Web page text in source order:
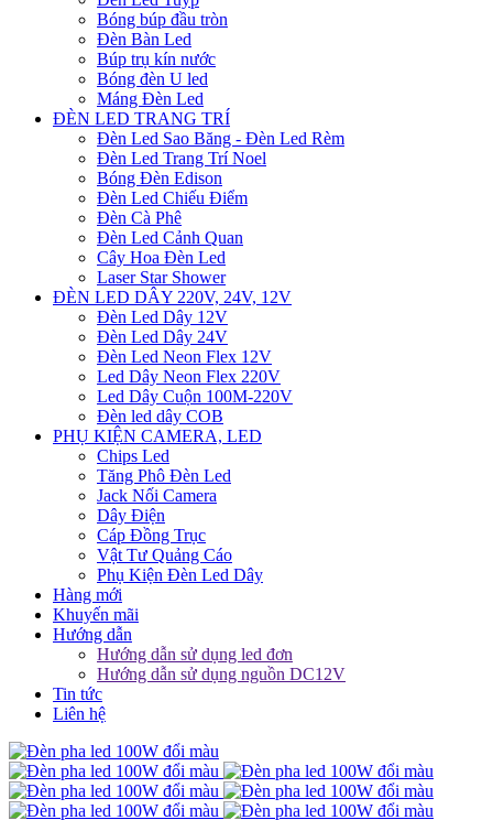
Bóng búp đầu tròn
Đèn Bàn Led
Búp trụ kín nước
Bóng đèn U led
Máng Đèn Led
ĐÈN LED TRANG TRÍ
Đèn Led Sao Băng - Đèn Led Rèm
Đèn Led Trang Trí Noel
Bóng Đèn Edison
Đèn Led Chiếu Điểm
Đèn Cà Phê
Đèn Led Cảnh Quan
Cây Hoa Đèn Led
Laser Star Shower
ĐÈN LED DÂY 220V, 24V, 12V
Đèn Led Dây 12V
Đèn Led Dây 24V
Đèn Led Neon Flex 12V
Led Dây Neon Flex 220V
Led Dây Cuộn 100M-220V
Đèn led dây COB
PHỤ KIỆN CAMERA, LED
Chips Led
Tăng Phô Đèn Led
Jack Nối Camera
Dây Điện
Cáp Đồng Trục
Vật Tư Quảng Cáo
Phụ Kiện Đèn Led Dây
Hàng mới
Khuyến mãi
Hướng dẫn
Hướng dẫn sử dụng led đơn
Hướng dẫn sử dụng nguồn DC12V
Tin tức
Liên hệ